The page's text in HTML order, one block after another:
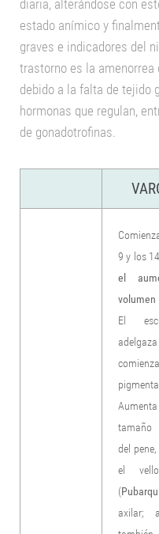
diaria, alterándose con
estado anímico y
graves e indicadores del
trastorno es la
debido a la falta de tejido
hormonas que regulan,
de gonadotrofinas.
9 y los
el
El
del
el
(
axilar;